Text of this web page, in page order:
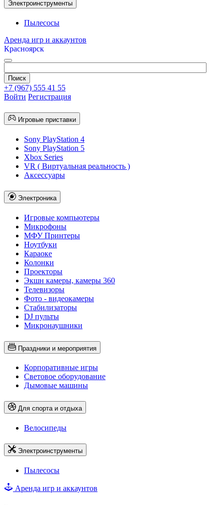
Электроинструменты
Пылесосы
Аренда игр и аккаунтов
Красноярск
+7 (967) 555 41 55
Войти Регистрация
Игровые приставки
Sony PlayStation 4
Sony PlayStation 5
Xbox Series
VR ( Виртуальная реальность )
Аксессуары
Электроника
Игровые компьютеры
Микрофоны
МФУ Принтеры
Ноутбуки
Караоке
Колонки
Проекторы
Экшн камеры, камеры 360
Телевизоры
Фото - видеокамеры
Стабилизаторы
DJ пульты
Микронаушники
Праздники и мероприятия
Корпоративные игры
Световое оборудование
Дымовые машины
Для спорта и отдыха
Велосипеды
Электроинструменты
Пылесосы
Аренда игр и аккаунтов